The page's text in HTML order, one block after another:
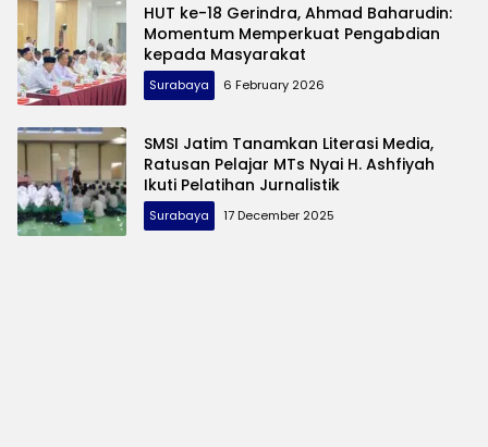
HUT ke-18 Gerindra, Ahmad Baharudin:
Momentum Memperkuat Pengabdian
kepada Masyarakat
Surabaya 6 February 2026
SMSI Jatim Tanamkan Literasi Media,
Ratusan Pelajar MTs Nyai H. Ashfiyah
Ikuti Pelatihan Jurnalistik
Surabaya 17 December 2025